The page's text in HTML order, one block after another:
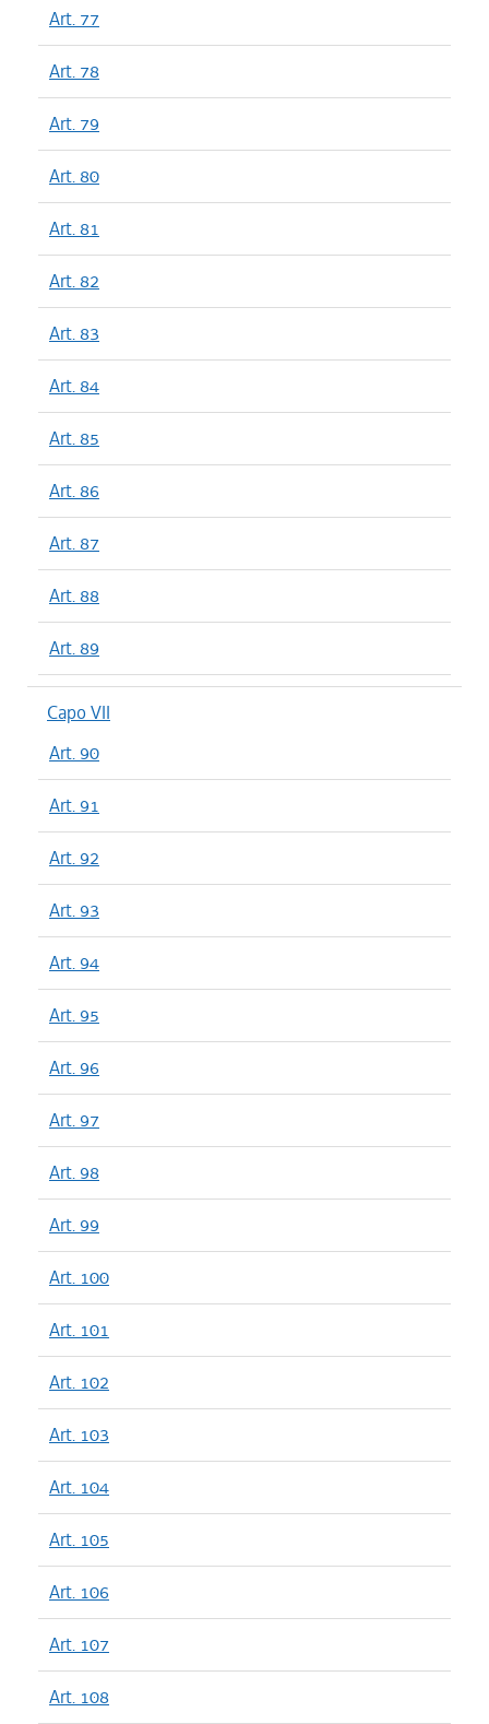
Art. 77
Art. 78
Art. 79
Art. 80
Art. 81
Art. 82
Art. 83
Art. 84
Art. 85
Art. 86
Art. 87
Art. 88
Art. 89
Capo VII
Art. 90
Art. 91
Art. 92
Art. 93
Art. 94
Art. 95
Art. 96
Art. 97
Art. 98
Art. 99
Art. 100
Art. 101
Art. 102
Art. 103
Art. 104
Art. 105
Art. 106
Art. 107
Art. 108